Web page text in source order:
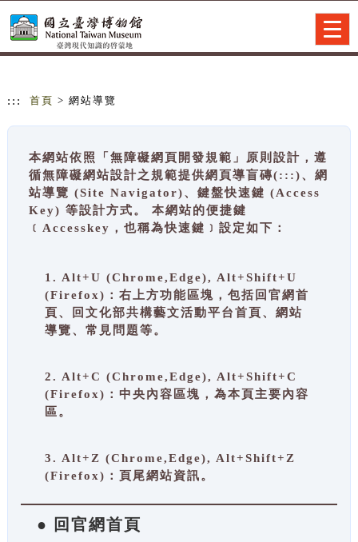
::: 首頁 > 網站導覽
本網站依照「無障礙網頁開發規範」原則設計，遵
循無障礙網站設計之規範提供網頁導盲磚(:::)、網
站導覽 (Site Navigator)、鍵盤快速鍵 (Access
Key) 等設計方式。 本網站的便捷鍵
﹝Accesskey，也稱為快速鍵﹞設定如下：
1. Alt+U (Chrome,Edge), Alt+Shift+U
(Firefox)：右上方功能區塊，包括回官網首
頁、回文化部共構藝文活動平台首頁、網站
導覽、常見問題等。
2. Alt+C (Chrome,Edge), Alt+Shift+C
(Firefox)：中央內容區塊，為本頁主要內容
區。
3. Alt+Z (Chrome,Edge), Alt+Shift+Z
(Firefox)：頁尾網站資訊。
● 回官網首頁